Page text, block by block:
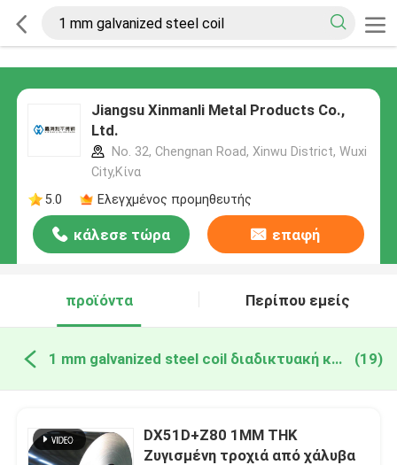
Jiangsu Xinmanli Metal Products Co.,
Ltd.
No. 32, Chengnan Road, Xinwu District, Wuxi
City,Κίνα
5.0
Ελεγχμένος προμηθευτής
κάλεσε τώρα επαφή
προϊόντα Περίπου εμείς
1 mm galvanized steel coil διαδικτυακή κατασκευή (19)
DX51D+Z80 1MM THK
Ζυγισμένη τροχιά από χάλυβα